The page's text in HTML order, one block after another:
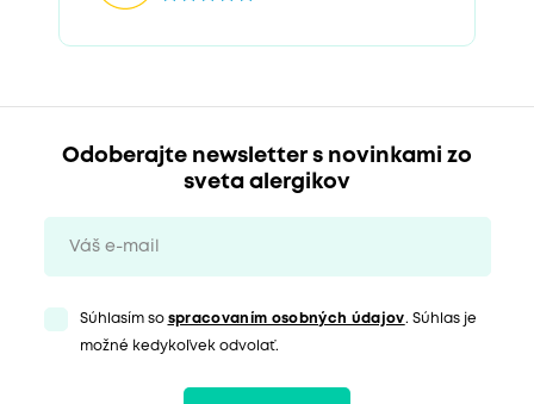
Odoberajte newsletter s novinkami zo
sveta alergikov
Súhlasím so spracovaním osobných údajov. Súhlas je
možné kedykoľvek odvolať.